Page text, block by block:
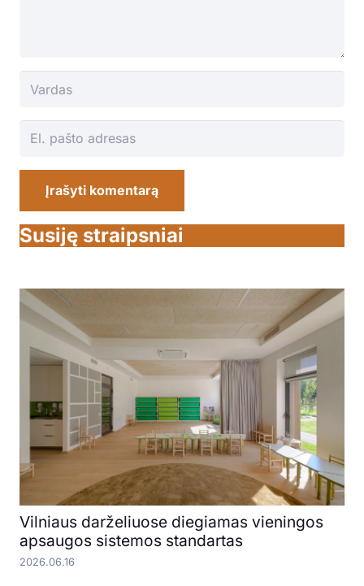
Įrašyti komentarą
Susiję straipsniai
Vilniaus darželiuose diegiamas vieningos
apsaugos sistemos standartas
2026.06.16